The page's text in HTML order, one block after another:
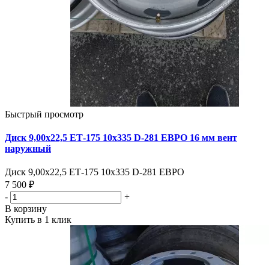
Быстрый просмотр
Диск 9,00х22,5 ЕТ-175 10х335 D-281 ЕВРО 16 мм вент
наружный
Диск 9,00х22,5 ЕТ-175 10х335 D-281 ЕВРО
7 500 ₽
-
+
В корзину
Купить в 1 клик